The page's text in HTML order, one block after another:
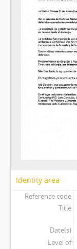
Identity area
Reference code
Title
Date(s)
Level of